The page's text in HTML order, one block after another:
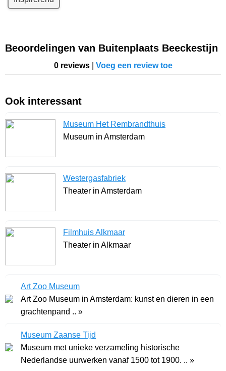
Beoordelingen van Buitenplaats Beeckestijn
0 reviews| Voeg een review toe
Ook interessant
Museum Het Rembrandthuis
Museum in Amsterdam
Westergasfabriek
Theater in Amsterdam
Filmhuis Alkmaar
Theater in Alkmaar
Art Zoo Museum
Art Zoo Museum in Amsterdam: kunst en dieren in een
grachtenpand .. »
Museum Zaanse Tijd
Museum met unieke verzameling historische
Nederlandse uurwerken vanaf 1500 tot 1900. .. »